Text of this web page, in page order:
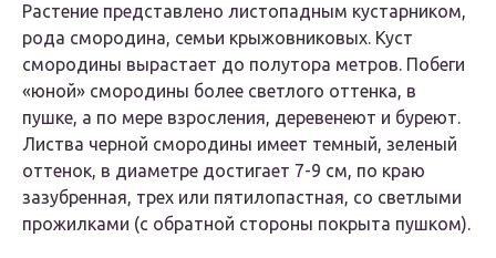
Растение представлено листопадным кустарником,
рода смородина, семьи крыжовниковых. Куст
смородины вырастает до полутора метров. Побеги
«юной» смородины более светлого оттенка, в
пушке, а по мере взросления, деревенеют и буреют.
Листва черной смородины имеет темный, зеленый
оттенок, в диаметре достигает 7-9 см, по краю
зазубренная, трех или пятилопастная, со светлыми
прожилками (с обратной стороны покрыта пушком).